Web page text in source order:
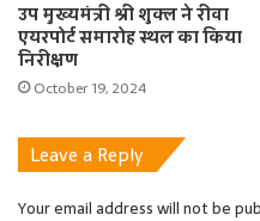
उप मुख्यमंत्री श्री शुक्ल ने रीवा
एयरपोर्ट समारोह स्थल का किया
निरीक्षण
October 19, 2024
Leave a Reply
Your email address will not be